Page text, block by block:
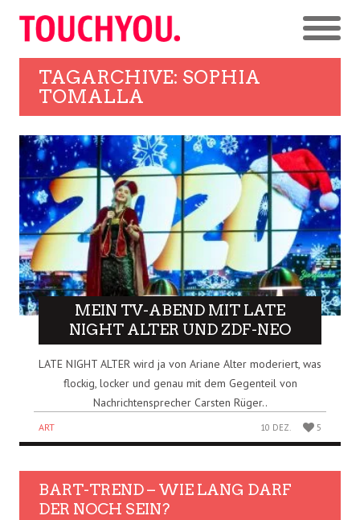
TAGARCHIVE: SOPHIA
TOMALLA
MEIN TV-ABEND MIT LATE
NIGHT ALTER UND ZDF-NEO
LATE NIGHT ALTER wird ja von Ariane Alter moderiert, was
flockig, locker und genau mit dem Gegenteil von
Nachrichtensprecher Carsten Rüger..
ART 10 DEZ. 5
BART-TREND – WIE LANG DARF
DER NOCH SEIN?